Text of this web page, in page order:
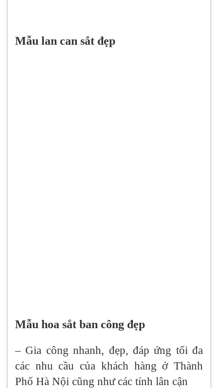
Mẫu lan can sắt đẹp
Mẫu hoa sắt ban công đẹp
– Gia công nhanh, đẹp, đáp ứng tối đa
các nhu cầu của khách hàng ở Thành
Phố Hà Nội cũng như các tính lân cận